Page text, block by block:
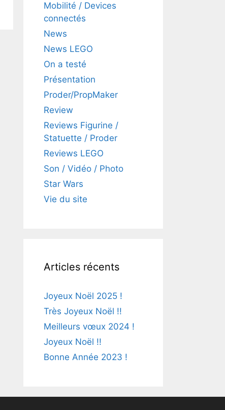
Mobilité / Devices
connectés
News
News LEGO
On a testé
Présentation
Proder/PropMaker
Review
Reviews Figurine /
Statuette / Proder
Reviews LEGO
Son / Vidéo / Photo
Star Wars
Vie du site
Articles récents
Joyeux Noël 2025 !
Très Joyeux Noël !!
Meilleurs vœux 2024 !
Joyeux Noël !!
Bonne Année 2023 !